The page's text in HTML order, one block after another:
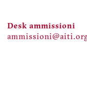
Desk ammissioni